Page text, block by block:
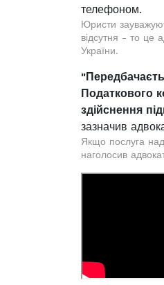
телефоном.
Юристи
відсутня - то це
України.
Податкового
здійснення
зазначив
Якщо послуга
наголосив